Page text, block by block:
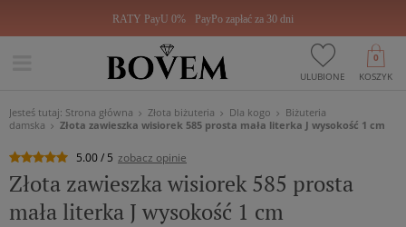
RATY PayU 0% PayPo zapłać za 30 dni
ULUBIONE KOSZYK
0
Jesteś tutaj: Strona główna Złota biżuteria Dla kogo
Biżuteria
damska
Złota zawieszka wisiorek 585 prosta mała literka J wysokość 1 cm
5.00 / 5 zobacz opinie
Złota zawieszka wisiorek 585 prosta
mała literka J wysokość 1 cm